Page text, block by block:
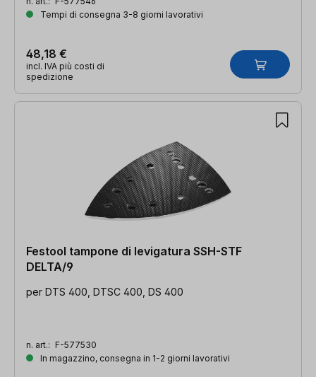
Tempi di consegna 3-8 giorni lavorativi
48,18 €
incl. IVA più costi di
spedizione
Festool tampone di levigatura SSH-STF
DELTA/9
per DTS 400, DTSC 400, DS 400
n. art.: F-577530
In magazzino, consegna in 1-2 giorni lavorativi